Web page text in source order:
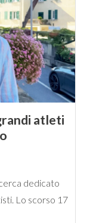
atleti
dedicato
Lo scorso 17